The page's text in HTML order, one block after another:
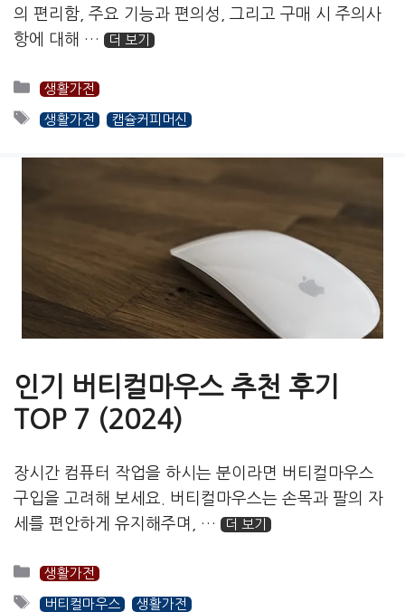
의 편리함, 주요 기능과 편의성, 그리고 구매 시 주의사
항에 대해 …
더 보기
카
테
리
생활가전
태
생활가전 캡슐커피머신
인기 버티컬마우스 추천 후기
TOP 7 (2024)
장시간 컴퓨터 작업을 하시는 분이라면 버티컬마우스
구입을 고려해 보세요. 버티컬마우스는 손목과 팔의 자
세를 편안하게 유지해주며, …
더 보기
카
테
생활가전
태버티컬마우스 생활가전